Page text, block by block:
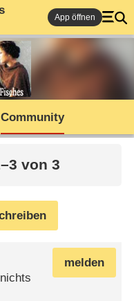
App öffnen
Community
von 3
melden